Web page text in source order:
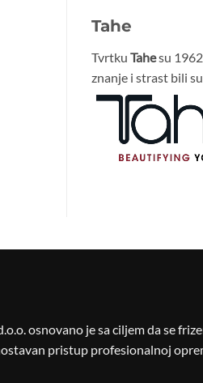
Tahe
Tvrtku Tahesu
znanje i strast bili
osnovano je sa ciljem da se
pristup profesionalnoj